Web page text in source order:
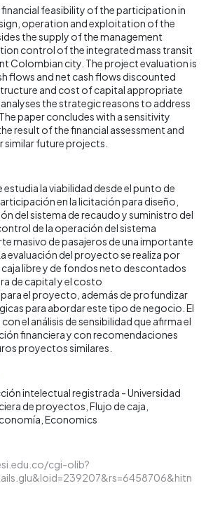
financial feasibility of the participation in
operation and exploitation of the
the supply of the management
control of the integrated mass transit
Colombian city. The project evaluation is
flows and net cash flows discounted
and cost of capital appropriate
the strategic reasons to address
paper concludes with a sensitivity
result of the financial assessment and
future projects.
la viabilidad desde el punto de
en la licitación para diseño,
del sistema de recaudo y suministro del
de la operación del sistema
masivo de pasajeros de una importante
evaluación del proyecto se realiza por
libre y de fondos neto descontados
de capital y el costo
el proyecto, además de profundizar
para abordar este tipo de negocio. El
el análisis de sensibilidad que afirma el
financiera y con recomendaciones
proyectos similares.
intelectual registrada - Universidad
de proyectos Flujo de caja
Economics
cgi-olib?